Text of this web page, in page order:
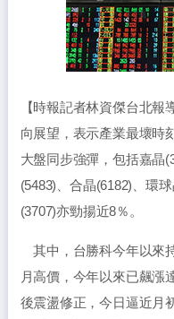
【時報記者林資傑台北
向展望，表示產業最壞時
大盤同步強彈，包括嘉晶
(5483)、合晶(6182)、環
(3707)亦勁揚近8％。
其中，台勝科今年以來
月高價，今年以來已飆漲
後震盪修正，今日逼近月